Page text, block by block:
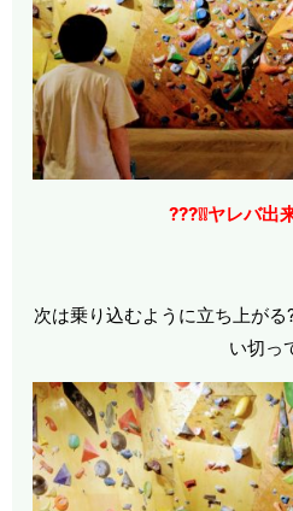
???❕❕ヤレバ出
次は乗り込むように立ち上がる
い切って